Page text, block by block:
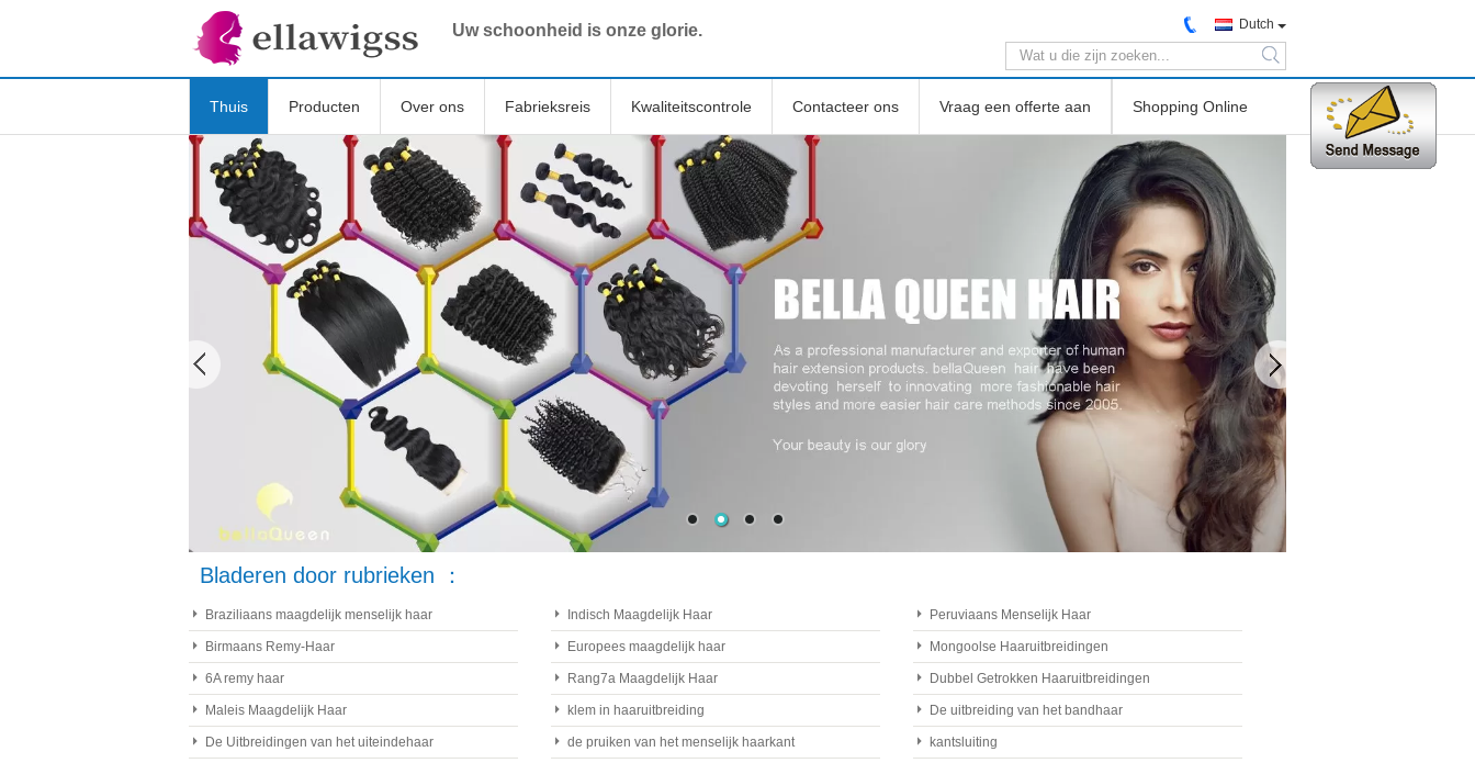
Uw schoonheid is onze glorie. Dutch
search
Thuis Producten Over ons Fabrieksreis Kwaliteitscontrole Contacteer ons Vraag een offerte aan Shopping Online
Bladeren door rubrieken ：
Braziliaans maagdelijk menselijk haar Indisch Maagdelijk Haar Peruviaans Menselijk Haar
Birmaans Remy-Haar Europees maagdelijk haar Mongoolse Haaruitbreidingen
6A remy haar Rang7a Maagdelijk Haar Dubbel Getrokken Haaruitbreidingen
Maleis Maagdelijk Haar klem in haaruitbreiding De uitbreiding van het bandhaar
De Uitbreidingen van het uiteindehaar de pruiken van het menselijk haarkant kantsluiting